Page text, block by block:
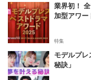
業界初！
加型アワー
特集
モデルプ
秘訣」